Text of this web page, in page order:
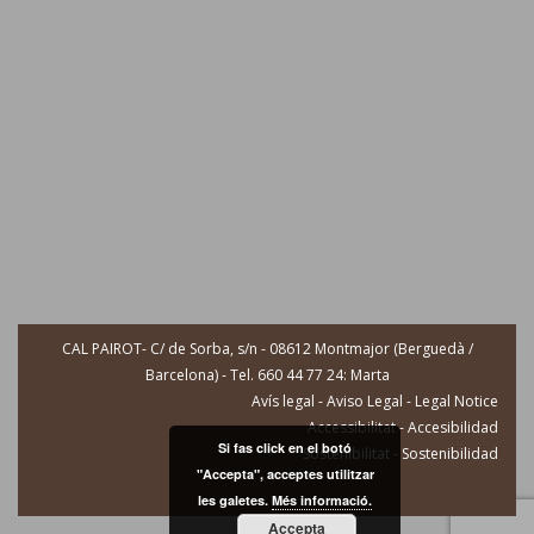
CAL PAIROT- C/ de Sorba, s/n - 08612 Montmajor (Berguedà /
Barcelona) - Tel. 660 44 77 24: Marta
Avís legal - Aviso Legal - Legal Notice
Accessibilitat - Accesibilidad
Sostenibilitat - Sostenibilidad
Si fas click en el botó
"Accepta", acceptes utilitzar
les galetes. Més informació.
Accepta